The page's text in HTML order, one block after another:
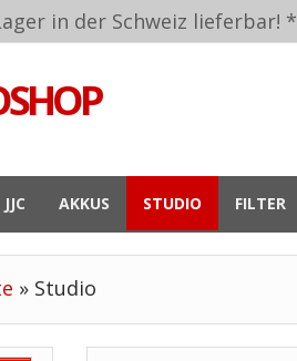
in der Schweiz lieferbar! *
JJC AKKUS STUDIO FILTER
» Studio